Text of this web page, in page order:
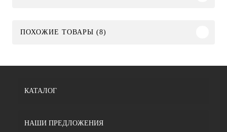
ПОХОЖИЕ ТОВАРЫ (8)
КАТАЛОГ
НАШИ ПРЕДЛОЖЕНИЯ